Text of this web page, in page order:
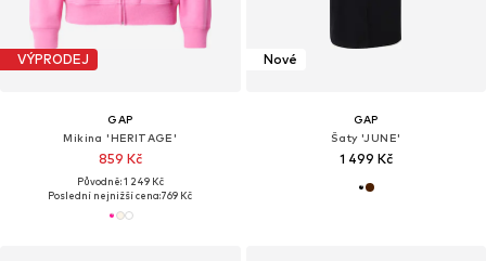
VÝPRODEJ
GAP
Mikina 'HERITAGE'
859 Kč
Původně: 1 249 Kč
Poslední nejnižší cena:769 Kč
Nové
GAP
Šaty 'JUNE'
1 499 Kč